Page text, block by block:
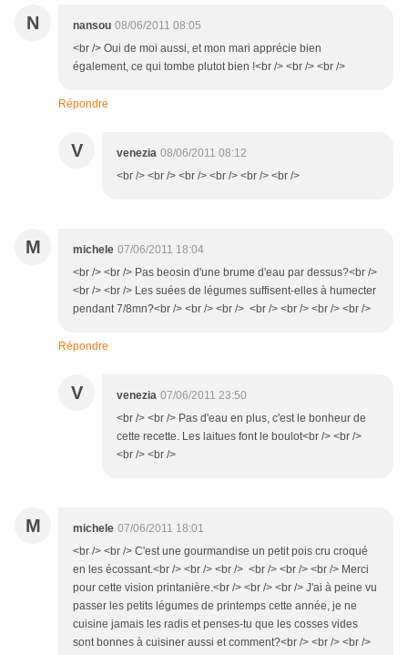
N nansou 08/06/2011 08:05
<br /> Oui de moi aussi, et mon mari apprécie bien
également, ce qui tombe plutot bien !<br /> <br /> <br />
Répondre
V venezia 08/06/2011 08:12
<br /> <br /> <br /> <br /> <br /> <br />
M michele 07/06/2011 18:04
<br /> <br /> Pas beosin d'une brume d'eau par dessus?<br />
<br /> <br /> Les suées de légumes suffisent-elles à humecter
pendant 7/8mn?<br /> <br /> <br /> <br /> <br /> <br /> <br />
Répondre
V venezia 07/06/2011 23:50
<br /> <br /> Pas d'eau en plus, c'est le bonheur de
cette recette. Les laitues font le boulot<br /> <br />
<br /> <br />
M michele 07/06/2011 18:01
<br /> <br /> C'est une gourmandise un petit pois cru croqué
en les écossant.<br /> <br /> <br /> <br /> <br /> <br /> Merci
pour cette vision printanière.<br /> <br /> <br /> J'ai à peine vu
passer les petits légumes de printemps cette année, je ne
cuisine jamais les radis et penses-tu que les cosses vides
sont bonnes à cuisiner aussi et comment?<br /> <br /> <br />